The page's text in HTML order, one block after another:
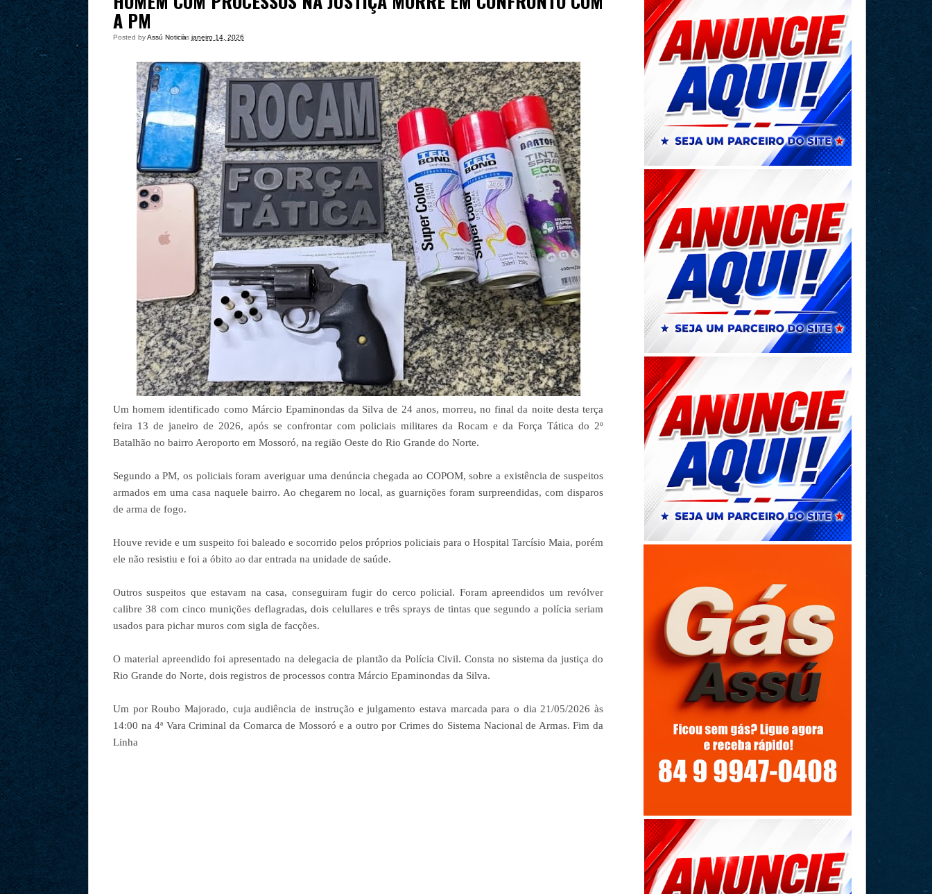
A PM
Posted byAssú Noticia
às janeiro 14, 2026
Um homem identificado como Márcio Epaminondas da Silva de 24 anos, morreu, no final da noite desta terça
feira 13 de janeiro de 2026, após se confrontar com policiais militares da Rocam e da Força Tática do 2º
Batalhão no bairro Aeroporto em Mossoró, na região Oeste do Rio Grande do Norte.
Segundo a PM, os policiais foram averiguar uma denúncia chegada ao COPOM, sobre a existência de suspeitos
armados em uma casa naquele bairro. Ao chegarem no local, as guarnições foram surpreendidas, com disparos
de arma de fogo.
Houve revide e um suspeito foi baleado e socorrido pelos próprios policiais para o Hospital Tarcísio Maia, porém
ele não resistiu e foi a óbito ao dar entrada na unidade de saúde.
Outros suspeitos que estavam na casa, conseguiram fugir do cerco policial. Foram apreendidos um revólver
calibre 38 com cinco munições deflagradas, dois celullares e três sprays de tintas que segundo a polícia seriam
usados para pichar muros com sigla de facções.
O material apreendido foi apresentado na delegacia de plantão da Polícia Civil. Consta no sistema da justiça do
Rio Grande do Norte, dois registros de processos contra Márcio Epaminondas da Silva.
Um por Roubo Majorado, cuja audiência de instrução e julgamento estava marcada para o dia 21/05/2026 às
14:00 na 4ª Vara Criminal da Comarca de Mossoró e a outro por Crimes do Sistema Nacional de Armas. Fim da
Linha